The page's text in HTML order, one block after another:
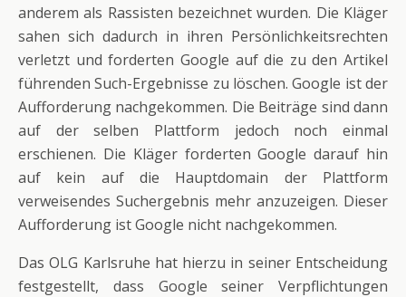
anderem als Rassisten bezeichnet wurden. Die Kläger
sahen sich dadurch in ihren Persönlichkeitsrechten
verletzt und forderten Google auf die zu den Artikel
führenden Such-Ergebnisse zu löschen. Google ist der
Aufforderung nachgekommen. Die Beiträge sind dann
auf der selben Plattform jedoch noch einmal
erschienen. Die Kläger forderten Google darauf hin
auf kein auf die Hauptdomain der Plattform
verweisendes Suchergebnis mehr anzuzeigen. Dieser
Aufforderung ist Google nicht nachgekommen.
Das OLG Karlsruhe hat hierzu in seiner Entscheidung
festgestellt, dass Google seiner Verpflichtungen